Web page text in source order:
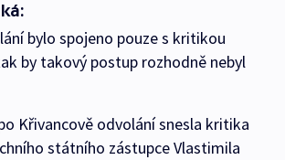
bylo spojeno pouze s kritikou
by takový postup rozhodně nebyl
Křivancově odvolání snesla kritika
státního zástupce Vlastimila